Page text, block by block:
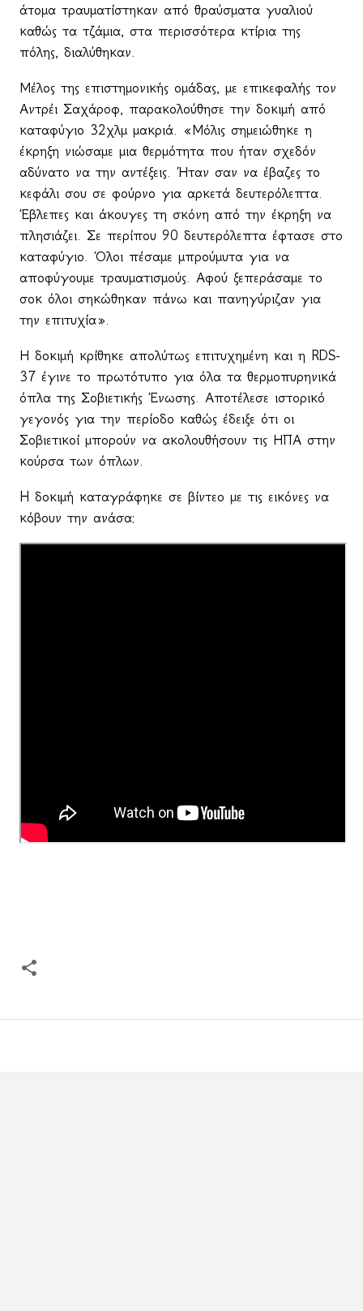
άτομα τραυματίστηκαν από θραύσματα γυαλιού
καθώς τα τζάμια, στα περισσότερα κτίρια της
πόλης, διαλύθηκαν.
Μέλος της επιστημονικής ομάδας, με επικεφαλής τον
Αντρέι Σαχάροφ, παρακολούθησε την δοκιμή από
καταφύγιο 32χλμ μακριά. «Μόλις σημειώθηκε η
έκρηξη νιώσαμε μια θερμότητα που ήταν σχεδόν
αδύνατο να την αντέξεις. Ήταν σαν να έβαζες το
κεφάλι σου σε φούρνο για αρκετά δευτερόλεπτα.
Έβλεπες και άκουγες τη σκόνη από την έκρηξη να
πλησιάζει. Σε περίπου 90 δευτερόλεπτα έφτασε στο
καταφύγιο. Όλοι πέσαμε μπρούμυτα για να
αποφύγουμε τραυματισμούς. Αφού ξεπεράσαμε το
σοκ όλοι σηκώθηκαν πάνω και πανηγύριζαν για
την επιτυχία».
Η δοκιμή κρίθηκε απολύτως επιτυχημένη και η RDS-
37 έγινε το πρωτότυπο για όλα τα θερμοπυρηνικά
όπλα της Σοβιετικής Ένωσης. Αποτέλεσε ιστορικό
γεγονός για την περίοδο καθώς έδειξε ότι οι
Σοβιετικοί μπορούν να ακολουθήσουν τις ΗΠΑ στην
κούρσα των όπλων.
H δοκιμή καταγράφηκε σε βίντεο με τις εικόνες να
κόβουν την ανάσα: